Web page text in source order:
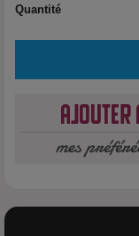
Quantité
Ajouter
mes